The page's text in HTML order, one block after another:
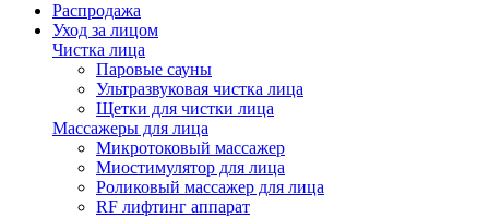
Распродажа
Уход за лицом
Чистка лица
Паровые сауны
Ультразвуковая чистка лица
Щетки для чистки лица
Массажеры для лица
Микротоковый массажер
Миостимулятор для лица
Роликовый массажер для лица
RF лифтинг аппарат